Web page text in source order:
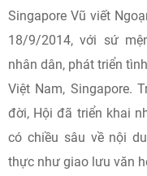
Singapore Vũ viết
18/9/2014, với sứ
nhân dân, phát triển
Việt Nam, Singapore.
đời, Hội đã triển khai
có chiều sâu về nội
thực như giao lưu văn